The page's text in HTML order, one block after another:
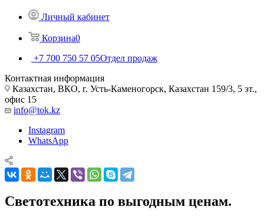
Личный кабинет
Корзина0
+7 700 750 57 05Отдел продаж
Контактная информация
Казахстан, ВКО, г. Усть-Каменогорск, Казахстан 159/3, 5 эт.,
офис 15
info@tok.kz
Instagram
WhatsApp
Светотехника по выгодным ценам.